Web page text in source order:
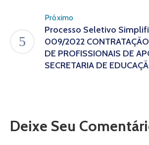
Próximo
Processo Seletivo
009/2022
DE PROFISSIONAIS DE
SECRETARIA DE
Deixe Seu